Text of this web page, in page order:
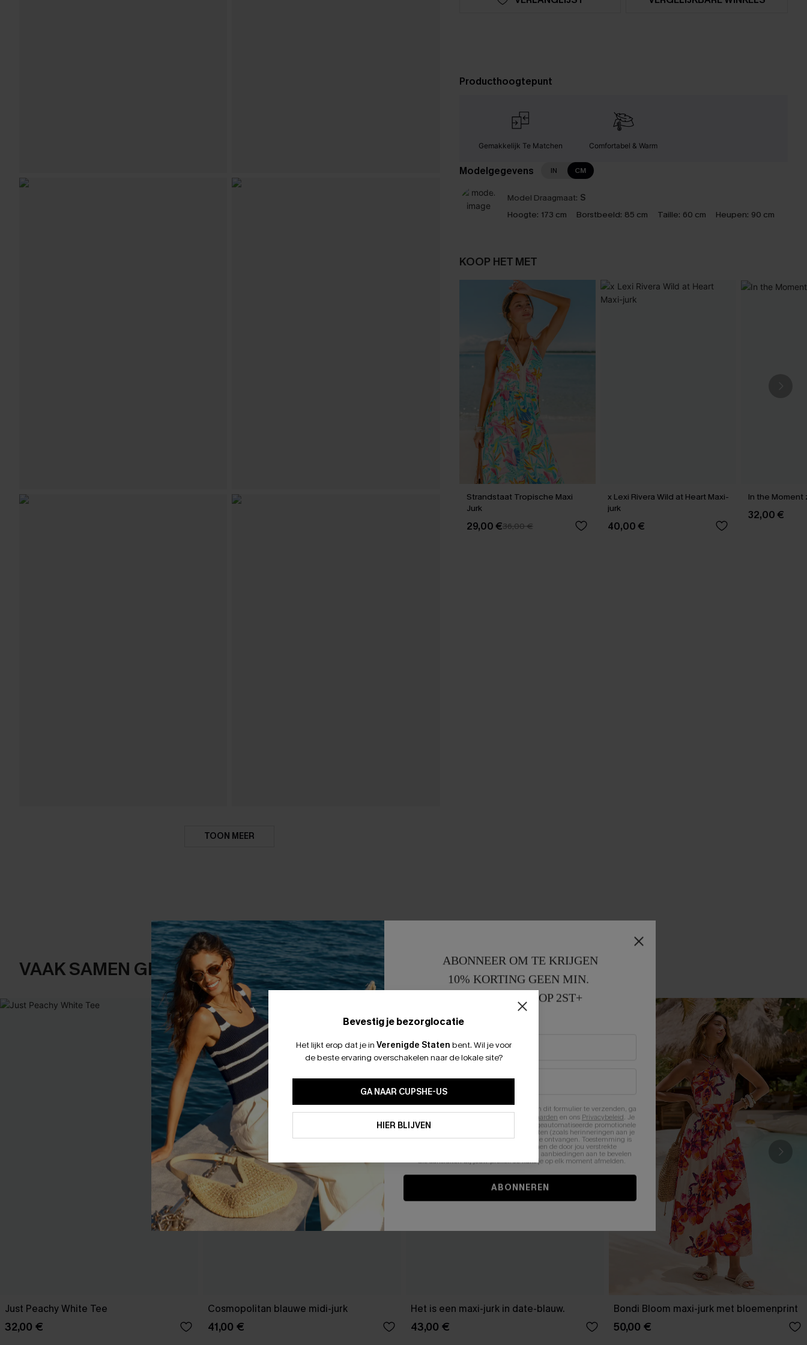
TOON MEER
Producthoogtepunt
Gemakkelijk Te Matchen Comfortabel & Warm
Modelgegevens IN CM
Model Draagmaat: S
Hoogte: 173 cm Borstbeeld: 85 cm Taille: 60 cm Heupen: 90 cm
KOOP HET MET
Strandstaat Tropische Maxi
Jurk
29,00 €36,00 €
x Lexi Rivera Wild at Heart Maxi-
jurk
40,00 €
In the Moment
32,00 €
VAAK SAMEN GEKOCHT
Just Peachy White Tee
32,00 €
Cosmopolitan blauwe midi-jurk
41,00 €
Het is een maxi-jurk in date-blauw.
43,00 €
Bondi Bloom maxi-jurk met bloemenprint
50,00 €
Bevestig je bezorglocatie
Het lijkt erop dat je in Verenigde Staten bent. Wil je voor
de beste ervaring overschakelen naar de lokale site?
GA NAAR CUPSHE-US
HIER BLIJVEN
ABONNEER OM TE KRIJGEN
10% KORTING GEEN MIN.
15% KORTING OP 2ST+
Door je contactgegevens in te vullen en dit formulier te verzenden, ga
Algemene Voorwaarden en ons Privacybeleid. Je
stemt er tevens mee in om herhaalde geautomatiseerde promotionele
en gepersonaliseerde marketingberichten (zoals herinneringen aan je
winkelwagen) en e-mails van Cupshe te ontvangen. Toestemming is
niet vereist voor een aankoop. We kunnen de door jou verstrekte
informatie gebruiken om producten en aanbiedingen aan te bevelen
die aansluiten bij jouw profiel. Je kunt je op elk moment afmelden.
ABONNEREN